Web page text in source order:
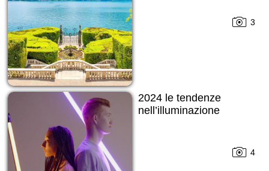
3
2024 le tendenze
nell’illuminazione
4